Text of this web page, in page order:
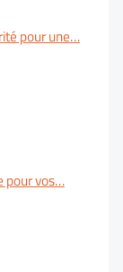
pour une…
pour vos…